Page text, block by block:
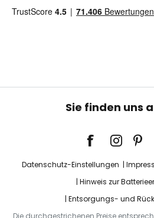
Sie finden uns
Datenschutz-Einstellungen
Hinweis zur
Entsorgungs- und
Die durchgestrichenen Preise